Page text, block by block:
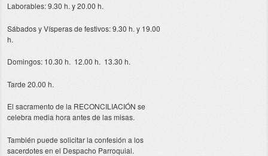
Laborables: 9.30 h. y 20.00 h.
Sábados y Vísperas de festivos: 9.30 h. y 19.00
h.
Domingos: 10.30 h. 12.00 h. 13.30 h.
Tarde 20.00 h.
El sacramento de la RECONCILIACIÓN se
celebra media hora antes de las misas.
También puede solicitar la confesión a los
sacerdotes en el Despacho Parroquial.